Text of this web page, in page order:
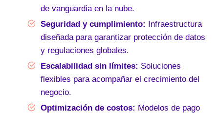
de vanguardia en la nube.
Seguridad y cumplimiento: Infraestructura
diseñada para garantizar protección de datos
y regulaciones globales.
Escalabilidad sin límites: Soluciones
flexibles para acompañar el crecimiento del
negocio.
Optimización de costos: Modelos de pago